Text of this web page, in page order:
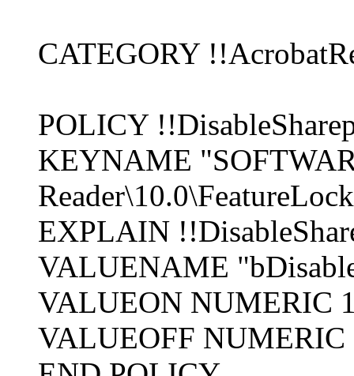
CATEGORY
POLICY
KEYNAME
EXPLAIN
VALUENAME
VALUEON NUMERIC
VALUEOFF NUMERIC